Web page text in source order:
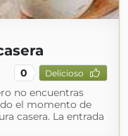
0 Delicioso
no encuentras
el momento de
casera. La entrada